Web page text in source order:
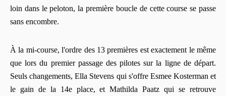
loin dans le peloton, la première boucle de cette course se passe
sans encombre.
À la mi-course, l'ordre des 13 premières est exactement le même
que lors du premier passage des pilotes sur la ligne de départ.
Seuls changements, Ella Stevens qui s'offre Esmee Kosterman et
le gain de la 14e place, et Mathilda Paatz qui se retrouve